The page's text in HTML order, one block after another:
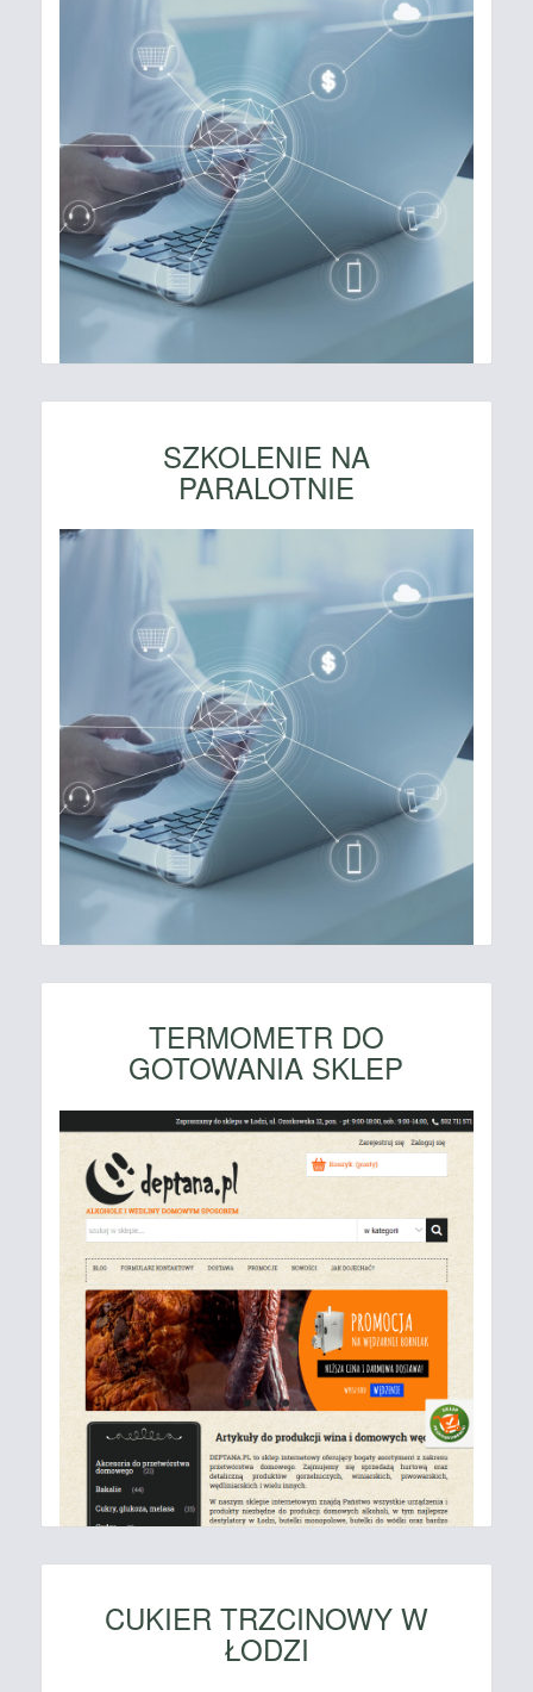
SZKOLENIE NA
PARALOTNIE
TERMOMETR DO
GOTOWANIA SKLEP
CUKIER TRZCINOWY W
ŁODZI